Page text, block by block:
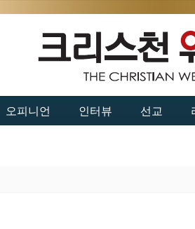
오피니언 인터뷰 선교